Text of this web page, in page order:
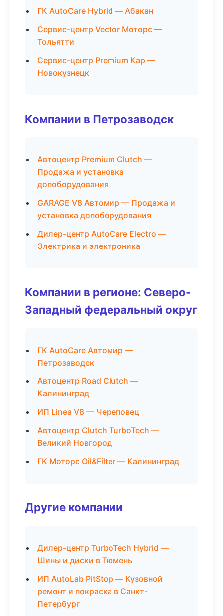
ГК AutoCare Hybrid — Абакан
Сервис-центр Vector Моторс —
Тольятти
Сервис-центр Premium Кар —
Новокузнецк
Компании в Петрозаводск
Автоцентр Premium Clutch —
Продажа и установка
допоборудования
GARAGE V8 Автомир — Продажа и
установка допоборудования
Дилер-центр AutoCare Electro —
Электрика и электроника
Компании в регионе: Северо-
Западный федеральный округ
ГК AutoCare Автомир —
Петрозаводск
Автоцентр Road Clutch —
Калининград
ИП Linea V8 — Череповец
Автоцентр Clutch TurboTech —
Великий Новгород
ГК Моторс Oil&Filter — Калининград
Другие компании
Дилер-центр TurboTech Hybrid —
Шины и диски в Тюмень
ИП AutoLab PitStop — Кузовной
ремонт и покраска в Санкт-
Петербург